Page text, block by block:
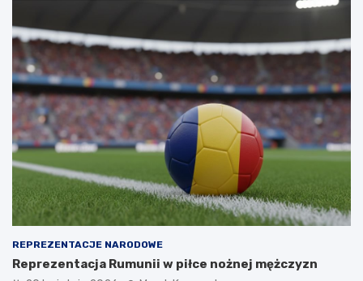
REPREZENTACJE NARODOWE
Reprezentacja Rumunii w piłce nożnej mężczyzn